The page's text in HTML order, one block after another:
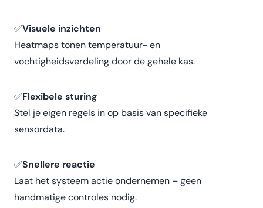
✅Visuele inzichten
Heatmaps tonen temperatuur- en
vochtigheidsverdeling door de gehele kas.
✅Flexibele sturing
Stel je eigen regels in op basis van specifieke
sensordata.
✅Snellere reactie
Laat het systeem actie ondernemen – geen
handmatige controles nodig.